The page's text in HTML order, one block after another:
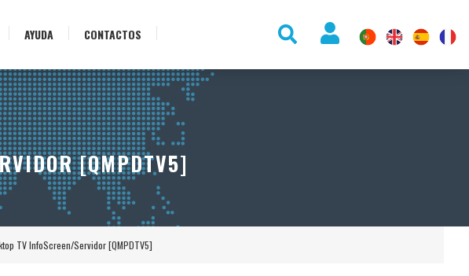
AYUDA CONTACTOS
TV InfoScreen/Servidor [QMPDTV5]
[QMPDTV5]